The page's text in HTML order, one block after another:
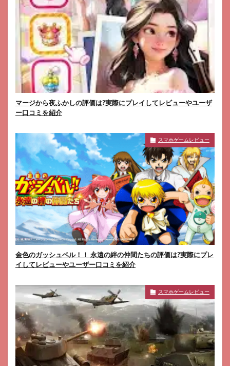
マージから夜ふかしの評価は?実際にプレイしてレビューやユーザ
ー口コミを紹介
スマホゲームレビュー
金色のガッシュベル！！ 永遠の絆の仲間たちの評価は?実際にプレ
イしてレビューやユーザー口コミを紹介
スマホゲームレビュー